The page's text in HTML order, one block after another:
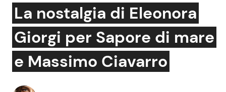
News e Cronaca
Attualità Italiana
Gossip e TV
Bellezze VIP
La nostalgia di Eleonora
Giorgi per Sapore di mare
e Massimo Ciavarro